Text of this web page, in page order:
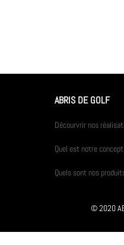
ABRIS DE GOLF
Décourvrir nos
Quel est notre
Quels sont nos
© 2020